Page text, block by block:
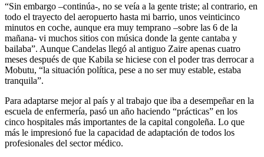
“Sin embargo –continúa-, no se veía a la gente triste; al contrario, en
todo el trayecto del aeropuerto hasta mi barrio, unos veinticinco
minutos en coche, aunque era muy temprano –sobre las 6 de la
mañana- vi muchos sitios con música donde la gente cantaba y
bailaba”. Aunque Candelas llegó al antiguo Zaire apenas cuatro
meses después de que Kabila se hiciese con el poder tras derrocar a
Mobutu, “la situación política, pese a no ser muy estable, estaba
tranquila”.
Para adaptarse mejor al país y al trabajo que iba a desempeñar en la
escuela de enfermería, pasó un año haciendo “prácticas” en los
cinco hospitales más importantes de la capital congoleña. Lo que
más le impresionó fue la capacidad de adaptación de todos los
profesionales del sector médico.